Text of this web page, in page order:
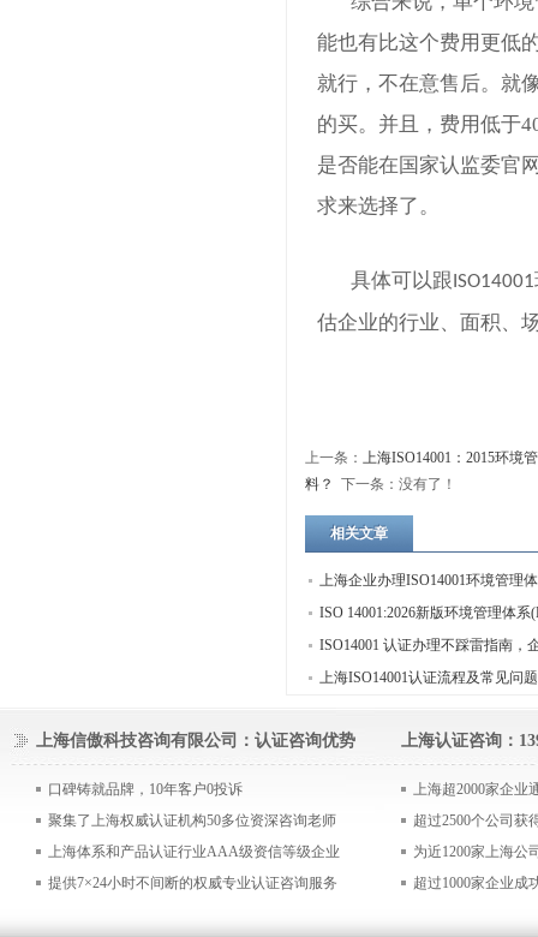
能也有比这个费用更低
就行，不在意售后。就
的买。并且，费用低于
是否能在国家认监委官
求来选择了。
具体可以跟 ISO14001
估企业的行业、面积、
上一条： 上海ISO14001：2015环境
料？
下一条：没有了！
相关文章
上海企业办理ISO14001环境管理
多少钱，包含哪些费用？
ISO 14001:2026新版环境管理体系
标准如何对接可持续发展新要求
核心条款变更深度解析
ISO14001 认证办理不踩雷指南，
色发展必备
上海ISO14001认证流程及常见问
上海信傲科技咨询有限公司：认证咨询优势
口碑铸就品牌，10年客户0投诉
聚集了上海权威认证机构50多位资深咨询老师
上海体系和产品认证行业AAA级资信等级企业
提供7×24小时不间断的权威专业认证咨询服务
上海认证咨询：
上海超2000家企业
超过2500个公司获
为近1200家上海公
超过1000家企业成